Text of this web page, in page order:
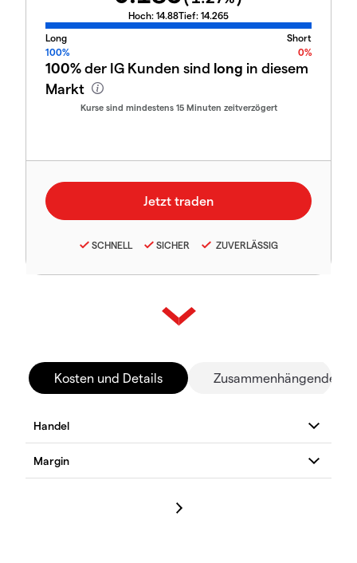
Hoch: 14.88Tief: 14.265
Long
Short
100%
0%
100%der IG Kunden sind long in diesem
Markt
Kurse sind mindestens 15 Minuten zeitverzögert
SCHNELL SICHER ZUVERLÄSSIG
Kosten und Details Zusammenhängende